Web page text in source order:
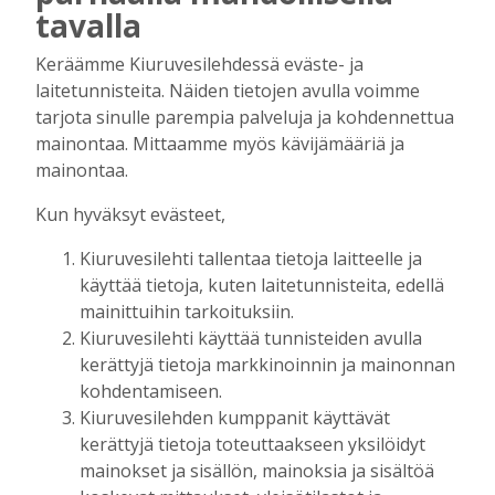
kuitenkin myös huolenaiheita
tulevaisuudesta
Tilaajille
Aku Laatikainen 7.8.2026 09:00
Uuden televisiosarjan kuvauksissa käy
hyörinä – Katso kuvista, miltä
kuvauspaikalla Kiuruveden keskustassa
Tilaajille
Hanna Soini 31.7.2026 14:51
Kauppojen perustaminen maaseudulle
sallittiin 1860-luvun alussa – vähitellen
kaupanteko levittäytyi koko Kiuruvedelle
Tilaajille
Jouko Kokkonen
Perinteiset Eloajelut järjestetään ensi
viikolla – luvassa on jälleen monipuolista
ohjelmaa
tavalla
Keräämme Kiuruvesilehdessä eväste- ja
laitetunnisteita. Näiden tietojen avulla voimme
tarjota sinulle parempia palveluja ja kohdennettua
mainontaa. Mittaamme myös kävijämääriä ja
mainontaa.
Kun hyväksyt evästeet,
Kiuruvesilehti tallentaa tietoja laitteelle ja
käyttää tietoja, kuten laitetunnisteita, edellä
mainittuihin tarkoituksiin.
Kiuruvesilehti käyttää tunnisteiden avulla
kerättyjä tietoja markkinoinnin ja mainonnan
kohdentamiseen.
Kiuruvesilehden kumppanit käyttävät
kerättyjä tietoja toteuttaakseen yksilöidyt
mainokset ja sisällön, mainoksia ja sisältöä